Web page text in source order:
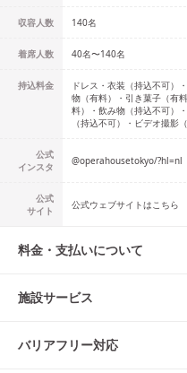
収容人数 140名
着席人数 40名〜140名
持込料金
ドレス・衣装（持込不可）
物（有料）・引き菓子（有
料）・飲み物（持込不可）
（持込不可）・ビデオ撮影
公式
インスタ
@operahousetokyo/?hl=nl
公式
サイト
公式ウェブサイトはこちら
料金・支払いについて
施設サービス
バリアフリー対応